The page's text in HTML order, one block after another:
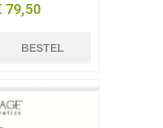
79,50
BESTEL